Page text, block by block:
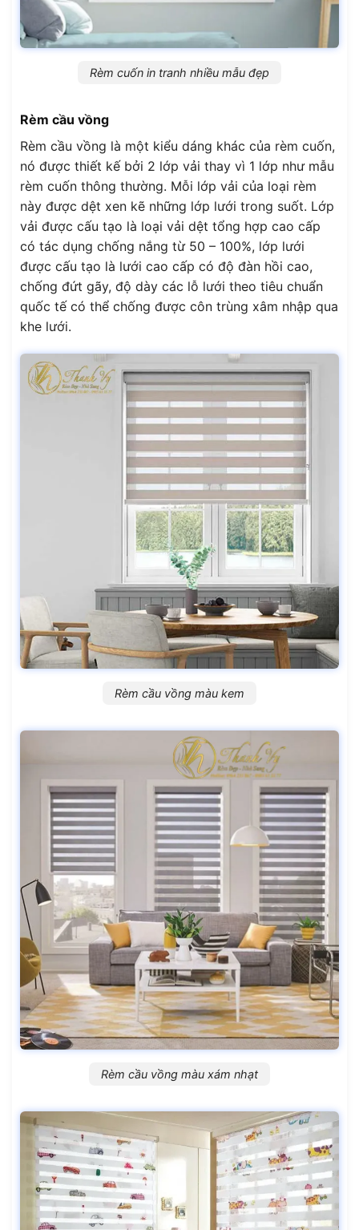
Rèm cuốn in tranh nhiều mẫu đẹp
Rèm cầu vồng
Rèm cầu vồng là một kiểu dáng khác của rèm cuốn,
nó được thiết kế bởi 2 lớp vải thay vì 1 lớp như mẫu
rèm cuốn thông thường. Mỗi lớp vải của loại rèm
này được dệt xen kẽ những lớp lưới trong suốt. Lớp
vải được cấu tạo là loại vải dệt tổng hợp cao cấp
có tác dụng chống nắng từ 50 – 100%, lớp lưới
được cấu tạo là lưới cao cấp có độ đàn hồi cao,
chống đứt gãy, độ dày các lỗ lưới theo tiêu chuẩn
quốc tế có thể chống được côn trùng xâm nhập qua
khe lưới.
Rèm cầu vồng màu kem
Rèm cầu vồng màu xám nhạt